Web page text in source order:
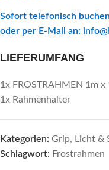
Sofort telefonisch
oder per E-Mail an:
LIEFERUMFANG
1x FROSTRAHMEN 1m x
1x Rahmenhalter
Kategorien: Grip, Licht &
Schlagwort: Frostrahmen